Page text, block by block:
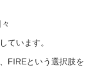
ています。
FIREという選択肢を